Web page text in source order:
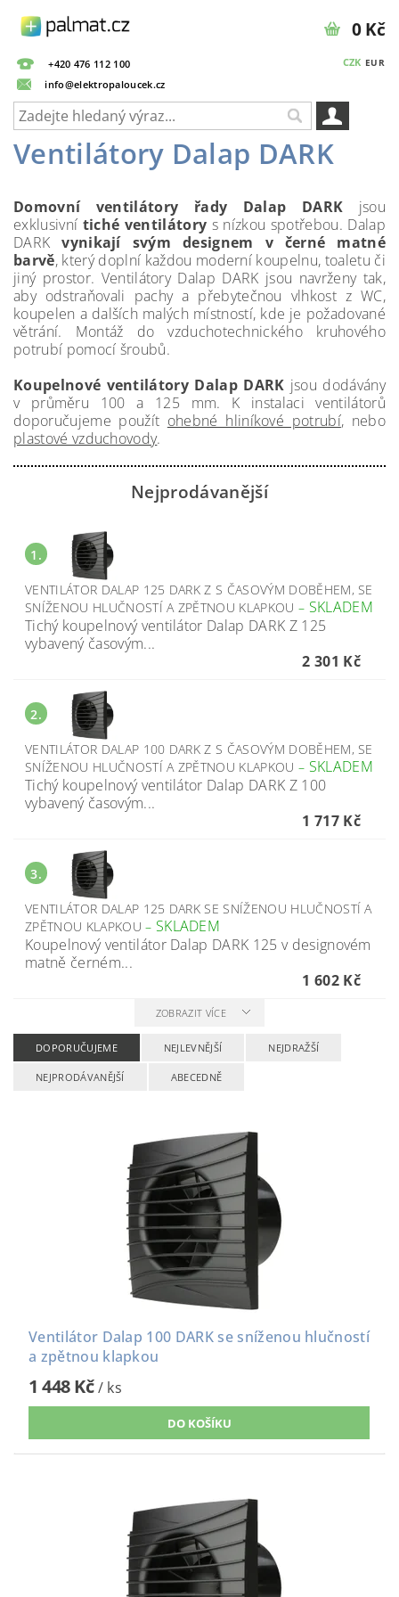
+420 476 112 100
info@elektropaloucek.cz
CZK EUR
0 Kč
Ventilátory Dalap DARK
Domovní ventilátory řady Dalap DARK jsou
exklusivní tiché ventilátory s nízkou spotřebou. Dalap
DARKvynikají svým designem v černé matné
barvě, který doplní každou moderní koupelnu, toaletu či
jiný prostor. Ventilátory Dalap DARK jsou navrženy tak,
aby odstraňovali pachy a přebytečnou vlhkost z WC,
koupelen a dalších malých místností, kde je požadované
větrání. Montáž do vzduchotechnického kruhového
potrubí pomocí šroubů.
Koupelnové ventilátory Dalap DARK jsou dodávány
v průměru 100 a 125 mm. K instalaci ventilátorů
doporučujeme použít ohebné hliníkové potrubí, nebo
plastové vzduchovody.
Nejprodávanější
1.
VENTILÁTOR DALAP 125 DARK Z S ČASOVÝM DOBĚHEM, SE
SNÍŽENOU HLUČNOSTÍ A ZPĚTNOU KLAPKOU – SKLADEM
Tichý koupelnový ventilátor Dalap DARK Z 125
vybavený časovým...
2 301 Kč
2.
VENTILÁTOR DALAP 100 DARK Z S ČASOVÝM DOBĚHEM, SE
SNÍŽENOU HLUČNOSTÍ A ZPĚTNOU KLAPKOU – SKLADEM
Tichý koupelnový ventilátor Dalap DARK Z 100
vybavený časovým...
1 717 Kč
3.
VENTILÁTOR DALAP 125 DARK SE SNÍŽENOU HLUČNOSTÍ A
ZPĚTNOU KLAPKOU– SKLADEM
Koupelnový ventilátor Dalap DARK 125 v designovém
matně černém...
1 602 Kč
ZOBRAZIT VÍCE
DOPORUČUJEME NEJLEVNĚJŠÍ NEJDRAŽŠÍ
NEJPRODÁVANĚJŠÍ ABECEDNĚ
Ventilátor Dalap 100 DARK se sníženou hlučností
a zpětnou klapkou
1 448 Kč/ ks